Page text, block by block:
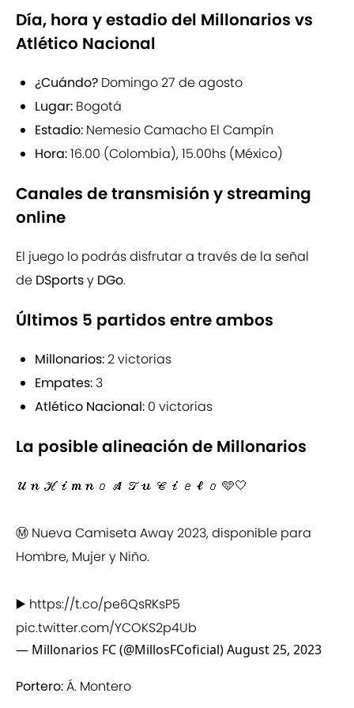
Día, hora y estadio del Millonarios vs
Atlético Nacional
¿Cuándo? Domingo 27 de agosto
Lugar: Bogotá
Estadio: Nemesio Camacho El Campín
Hora:16.00 (Colombia), 15.00hs (México)
Canales de transmisión y streaming
online
El juego lo podrás disfrutar a través de la señal
de DSportsy DGo.
Últimos 5 partidos entre ambos
Millonarios:2 victorias
Empates: 3
Atlético Nacional: 0 victorias
La posible alineación de Millonarios
𝒰𝓃 ℋ𝒾𝓂𝓃𝑜 𝒜 𝒯𝓊 𝒞𝒾𝑒𝓁𝑜 🩵🤍
Ⓜ️ Nueva Camiseta Away 2023, disponible para
Hombre, Mujer y Niño.
▶️ https://t.co/pe6QsRKsP5
pic.twitter.com/YCOKS2p4Ub
— Millonarios FC (@MillosFCoficial)August 25, 2023
Portero:Á. Montero